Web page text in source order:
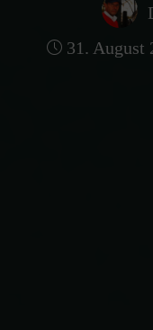
31. August